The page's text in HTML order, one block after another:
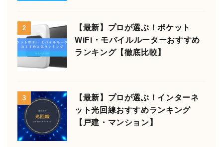
2
【最新】プロが選ぶ！ポケット
WiFi・モバイルルーターおすすめ
ランキング【徹底比較】
3
【最新】プロが選ぶ！インターネ
ット光回線おすすめランキング
【戸建・マンション】